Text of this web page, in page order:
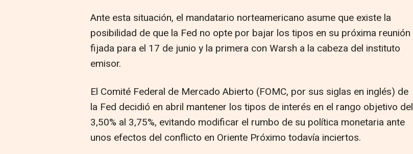
Ante esta situación, el mandatario norteamericano asume que existe la
posibilidad de que la Fed no opte por bajar los tipos en su próxima reunión
fijada para el 17 de junio y la primera con Warsh a la cabeza del instituto
emisor.
El Comité Federal de Mercado Abierto (FOMC, por sus siglas en inglés) de
la Fed decidió en abril mantener los tipos de interés en el rango objetivo del
3,50% al 3,75%, evitando modificar el rumbo de su política monetaria ante
unos efectos del conflicto en Oriente Próximo todavía inciertos.